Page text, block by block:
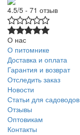
4.5/5 - 71 отзыв
О нас
О питомнике
Доставка и оплата
Гарантия и возврат
Отследить заказ
Новости
Статьи для садоводов
Отзывы
Оптовикам
Контакты